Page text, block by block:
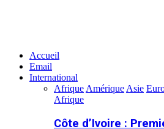
Accueil
Email
International
Afrique Amérique Asie
Afrique
Côte d’Ivoire :